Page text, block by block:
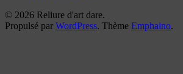
© 2026 Reliure d'art dare.
Propulsé par WordPress. Thème Emphaino.